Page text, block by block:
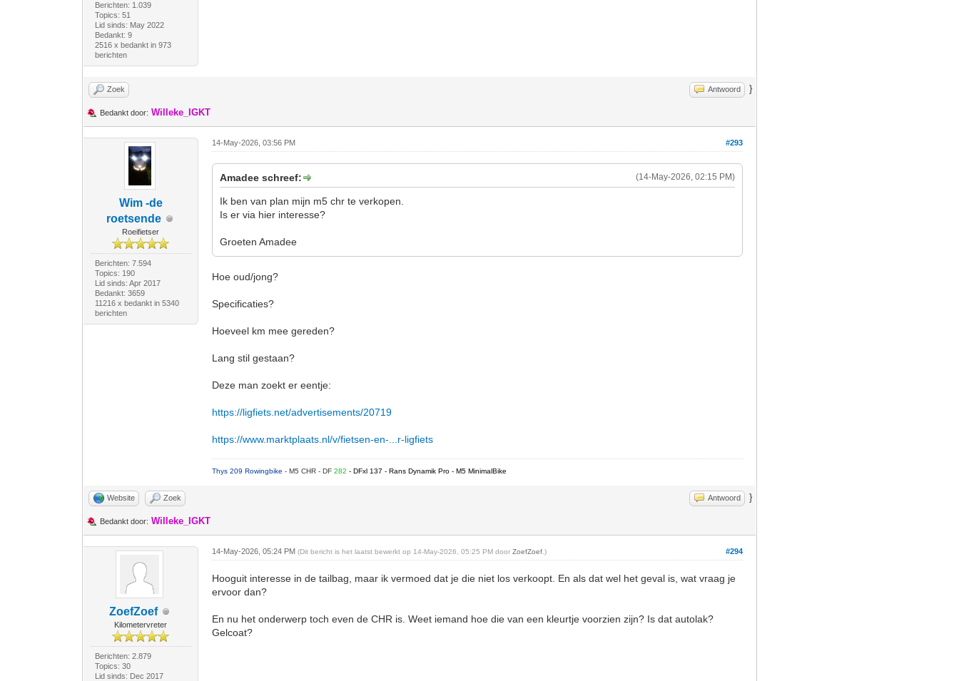
Berichten: 1.039
Topics: 51
Lid sinds: May 2022
Bedankt: 9
2516 x bedankt in 973
berichten
Zoek Antwoord }
Bedankt door: Willeke_IGKT
Wim -de
roetsende
Roeifietser
Berichten: 7.594
Topics: 190
Lid sinds: Apr 2017
Bedankt: 3659
11216 x bedankt in 5340
berichten
#293
14-May-2026, 03:56 PM
(14-May-2026, 02:15 PM)
Amadee schreef:
Ik ben van plan mijn m5 chr te verkopen.
Is er via hier interesse?
Groeten Amadee
Hoe oud/jong?
Specificaties?
Hoeveel km mee gereden?
Lang stil gestaan?
Deze man zoekt er eentje:
https://ligfiets.net/advertisements/20719
https://www.marktplaats.nl/v/fietsen-en-...r-ligfiets
Thys 209 Rowingbike- M5 CHR - DF282- DFxl 137 - Rans Dynamik Pro - M5 MinimalBike
Website Zoek Antwoord }
Bedankt door: Willeke_IGKT
ZoefZoef
Kilometervreter
Berichten: 2.879
Topics: 30
Lid sinds: Dec 2017
#294
14-May-2026, 05:24 PM(Dit bericht is het laatst bewerkt op 14-May-2026, 05:25 PM doorZoefZoef .)
Hooguit interesse in de tailbag, maar ik vermoed dat je die niet los verkoopt. En als dat wel het geval is, wat vraag je
ervoor dan?
En nu het onderwerp toch even de CHR is. Weet iemand hoe die van een kleurtje voorzien zijn? Is dat autolak?
Gelcoat?